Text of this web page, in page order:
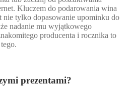
Kluczem do podarowania wina
nie tylko dopasowanie upominku do
nadanie mu wyjątkowego
producenta i rocznika to
prezentami?